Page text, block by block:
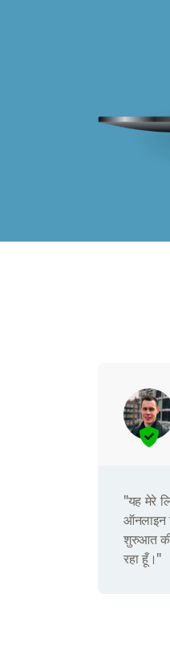
"यह मेरे
ऑनलाइन
शुरुआत
रहा हूँ।"